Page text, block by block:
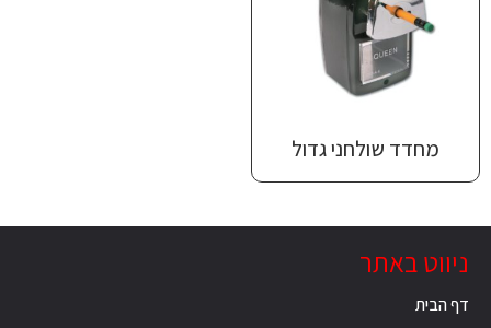
מחדד שולחני גדול
ניווט באתר
דף הבית